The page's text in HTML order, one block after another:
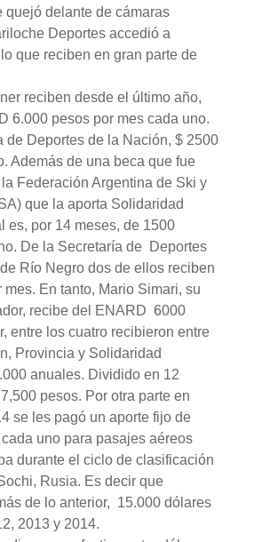
quejó delante de cámaras
Deportes accedió a
que reciben en gran parte de
reciben desde el último año,
6.000 pesos por mes cada uno.
de Deportes de la Nación, $ 2500
Además de una beca que fue
Federación Argentina de Ski y
que la aporta Solidaridad
es, por 14 meses, de 1500
De la Secretaría de Deportes
Río Negro dos de ellos reciben
En tanto, Mario Simari, su
recibe del ENARD 6000
entre los cuatro recibieron entre
Provincia y Solidaridad
anuales. Dividido en 12
pesos. Por otra parte en
se les pagó un aporte fijo de
uno para pasajes aéreos
durante el ciclo de clasificación
Rusia. Es decir que
de lo anterior, 15.000 dólares
2013 y 2014.